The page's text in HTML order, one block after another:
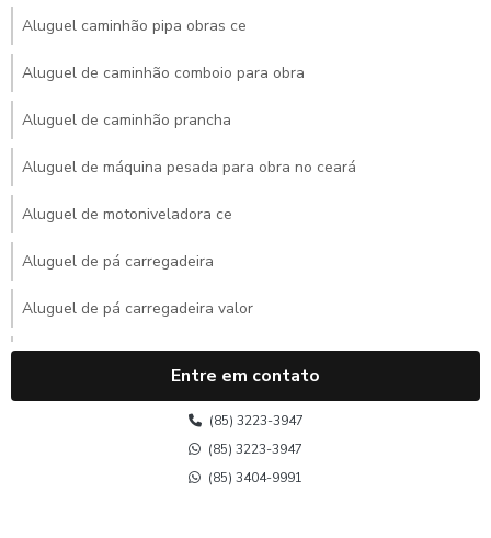
Aluguel caminhão pipa obras ce
Aluguel de caminhão comboio para obra
Aluguel de caminhão prancha
Aluguel de máquina pesada para obra no ceará
Aluguel de motoniveladora ce
Aluguel de pá carregadeira
Aluguel de pá carregadeira valor
Aluguel de retroescavadeira
Aluguel de retroescavadeira mensal
Aluguel de retroescavadeira mensal preço
Entre em contato
(85) 3223-3947
(85) 3223-3947
(85) 3404-9991